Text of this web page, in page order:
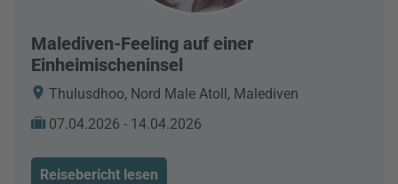
Malediven-Feeling auf einer
Einheimischeninsel
Thulusdhoo, Nord Male Atoll, Malediven
07.04.2026 - 14.04.2026
Reisebericht lesen